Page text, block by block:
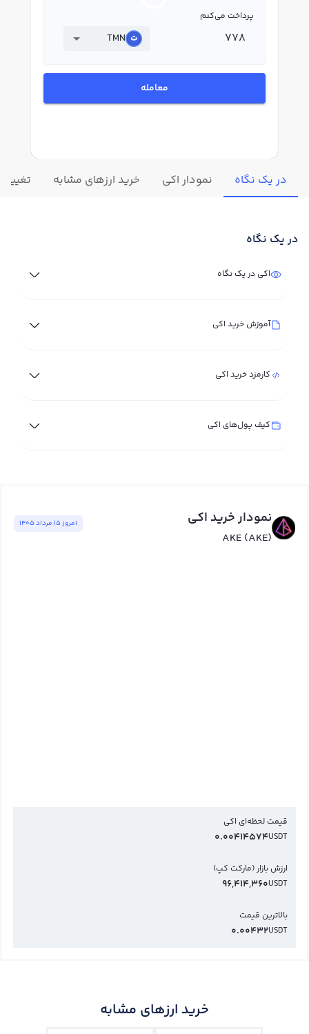
پرداخت می‌کنم
TMN
معامله
در یک نگاه نمودار اکي خرید ارزهای مشابه
در یک نگاه
اکي در یک نگاه
آموزش خرید اکي
کارمزد خرید اکي
کیف پول‌های اکي
نمودار خرید اکي
AKE (AKE)
امروز ١٥ مرداد ١٤٠٥
قیمت لحظه‌ای اکي
USDT
0.00414574
ارزش بازار (مارکت کپ)
USDT
96,414,360
بالاترین قیمت
USDT
0.00432
خرید ارزهای مشابه